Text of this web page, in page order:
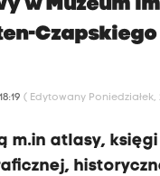
w Muzeum
Czapskiego
( Edytowany Poniedziałek,
m.in atlasy,